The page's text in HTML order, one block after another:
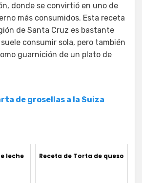
donde se convirtió en uno de
más consumidos. Esta receta
de Santa Cruz es bastante
consumir sola, pero también
guarnición de un plato de
de grosellas a la Suiza
leche Receta de Torta de queso